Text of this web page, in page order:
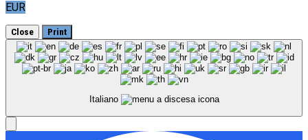
EUR
Close Print
Italiano